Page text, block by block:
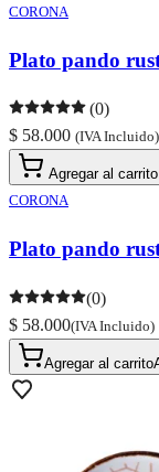
CORONA
Plato pando
(0)
$ 58.000 (IVA Incluido)
Agregar al carrito
CORONA
Plato pando
(0)
$ 58.000(IVA Incluido)
Agregar al carrito